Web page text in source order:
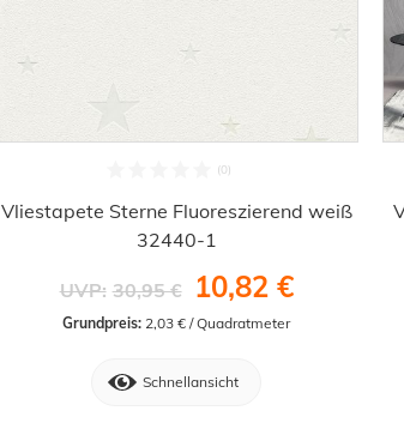
Vliestapete Sterne Fluoreszierend weiß
32440-1
UVP: 30,95 € 10,82 €
Grundpreis: 2,03 € / Quadratmeter
Schnellansicht